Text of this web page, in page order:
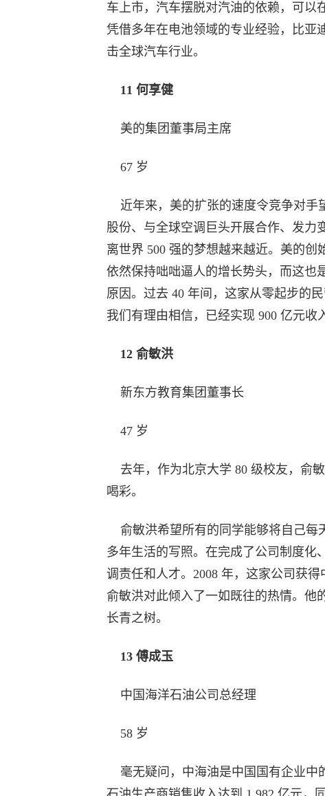
车上市，汽车摆脱对汽油的依赖，可以
凭借多年在电池领域的专业经验，比亚
击全球汽车行业。
11 何享健
美的集团董事局主席
67 岁
近年来，美的扩张的速度令竞争对手
股份、与全球空调巨头开展合作、发
离世界 500 强的梦想越来越近。美的
依然保持咄咄逼人的增长势头，而这也
原因。过去 40 年间，这家从零起步的
我们有理由相信，已经实现 900 亿元收
12 俞敏洪
新东方教育集团董事长
47 岁
去年，作为北京大学 80 级校友，俞
喝彩。
俞敏洪希望所有的同学能够将自己每
多年生活的写照。在完成了公司制度化
调责任和人才。2008 年，这家公司获
俞敏洪对此倾入了一如既往的热情。他
长青之树。
13 傅成玉
中国海洋石油公司总经理
58 岁
毫无疑问，中海油是中国国有企业中